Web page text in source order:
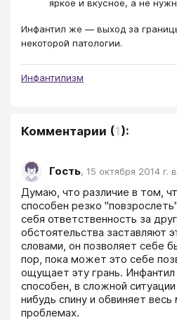
яркое и вкусное, а не
Инфантил же — выход за
некоторой патологии.
Инфантилизм
Комментарии (1):
Гость, 15 октября 2014 г.
Думаю, что различие в том,
способен резко
себя ответственность за
обстоятельства заставляют
словами, он позволяет себе
пор, пока может это себе
ощущает эту грань.
способен, в сложной
нибудь спину и обвиняет весь
проблемах.